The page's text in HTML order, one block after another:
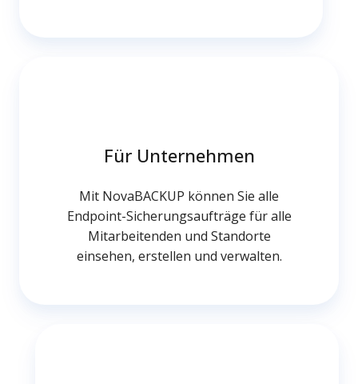
Für Unternehmen
Mit NovaBACKUP können Sie alle
Endpoint-Sicherungsaufträge für alle
Mitarbeitenden und Standorte
einsehen, erstellen und verwalten.